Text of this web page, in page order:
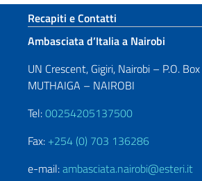
Sezione footer
Recapiti e Contatti
Ambasciata d’Italia a Nairobi
UN Crescent, Gigiri, Nairobi – P.O.
MUTHAIGA – NAIROBI
Tel:00254205137500
Fax: +254 (0) 703 136286
e-mail:ambasciata.nairobi@esteri.it